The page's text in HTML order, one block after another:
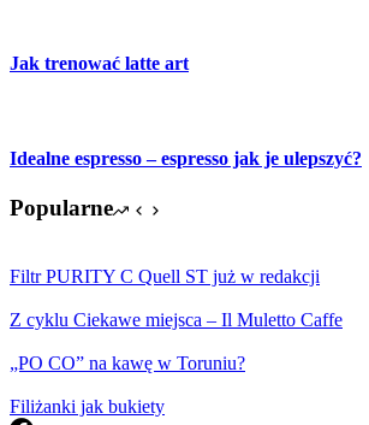
Jak trenować latte art
Idealne espresso – espresso jak je ulepszyć?
Popularne
Filtr PURITY C Quell ST już w redakcji
Z cyklu Ciekawe miejsca – Il Muletto Caffe
„PO CO” na kawę w Toruniu?
Filiżanki jak bukiety